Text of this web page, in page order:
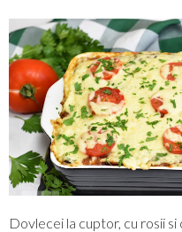
Dovlecei la cuptor, cu rosii si